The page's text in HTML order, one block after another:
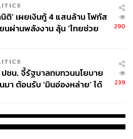
นิติ’ เผยเงินกู้ 4 แสนล้าน โฟกัส
นผ่านพลังงาน ลุ้น ‘ไทยช่วย
290
ชน. จี้รัฐบาลทบทวนนโยบาย
มา ต้อนรับ ‘มินอ่องหล่าย’ ได้
239